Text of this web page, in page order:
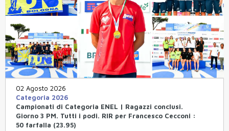
02 Agosto 2026
Categoria 2026
Campionati di Categoria ENEL | Ragazzi conclusi.
Giorno 3 PM. Tutti i podi. RIR per Francesco Cecconi :
50 farfalla (23.95)